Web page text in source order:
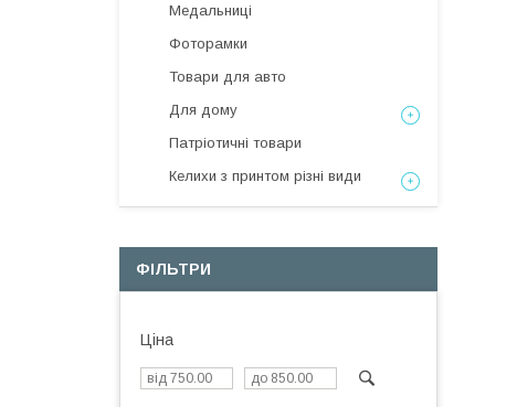
Медальниці
Фоторамки
Товари для авто
Для дому
Патріотичні товари
Келихи з принтом різні види
ФІЛЬТРИ
Ціна